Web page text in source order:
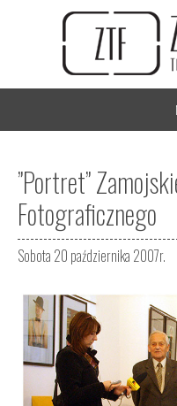
”Portret”
Fotograficznego
Sobota 20 października 2007r.